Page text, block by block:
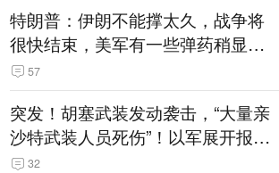
特朗普：伊朗不能撑太久，战争将
很快结束，美军有一些弹药稍显紧
张！伊朗公布拟议的海峡管理文本
57
突发！胡塞武装发动袭击，“大量亲
沙特武装人员死伤”！以军展开报复
性空袭
32